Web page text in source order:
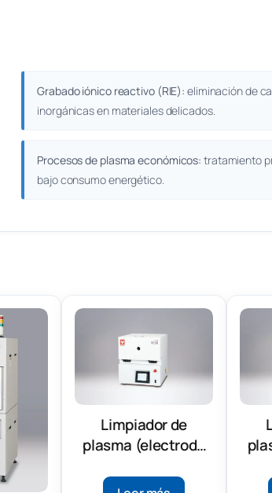
Grabado iónico reactivo (RIE): eliminación de
inorgánicas en materiales delicados.
Procesos de plasma económicos: tratamiento
bajo consumo energético.
Limpiador de
plasma (electrodo